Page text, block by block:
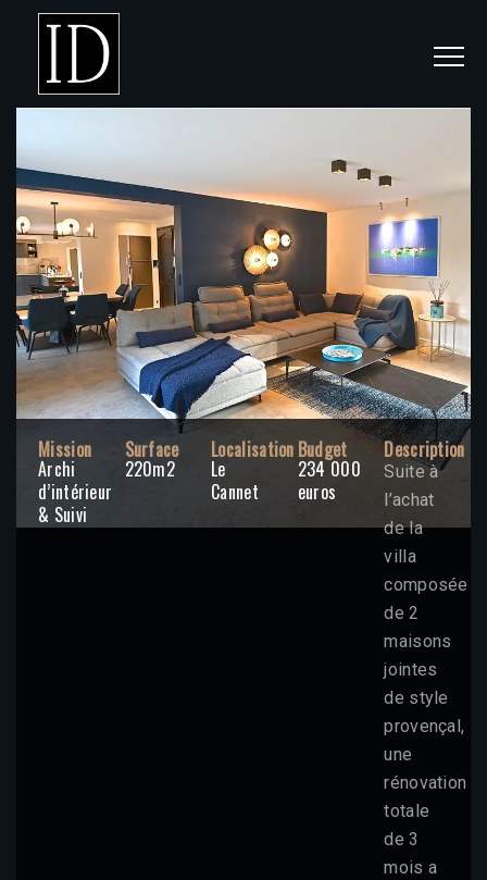
Mission
Archi
d’intérieur
& Suivi
Surface
220m2
Localisation
Le
Cannet
Budget
234 000
euros
Description
Suite à
l’achat
de la
villa
composée
de 2
maisons
jointes
de style
provençal,
une
rénovation
totale
de 3
mois a